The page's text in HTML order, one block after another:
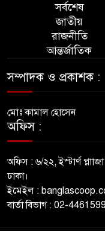
সর্বশেষ
জাতীয়
রাজনীতি
আন্তর্জাতিক
সম্পাদক ও প্রকাশক :
মোঃ কামাল হোসেন
অফিস :
অফিস : ৬/২২, ইস্টার্ণ
ঢাকা।
ইমেইল :
বার্তা বিভাগ : 02-